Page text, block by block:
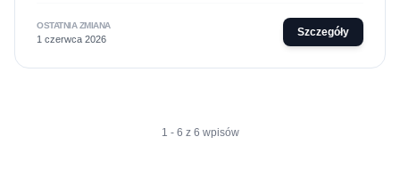
OSTATNIA ZMIANA
1 czerwca 2026
Szczegóły
1 - 6 z 6 wpisów